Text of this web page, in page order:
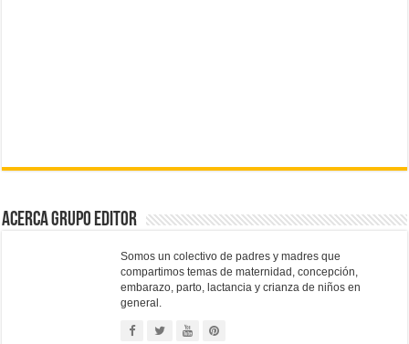
Acerca Grupo Editor
Somos un colectivo de padres y madres que
compartimos temas de maternidad, concepción,
embarazo, parto, lactancia y crianza de niños en
general.